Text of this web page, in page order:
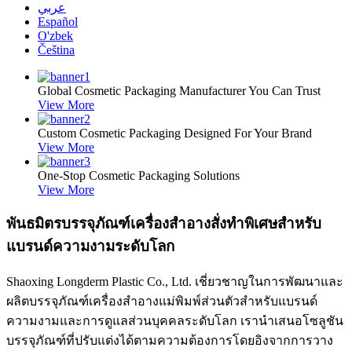
عربي
Español
O'zbek
Čeština
Global Cosmetic Packaging Manufacturer You Can Trust
View More
Custom Cosmetic Packaging Designed For Your Brand
View More
One-Stop Cosmetic Packaging Solutions
View More
พันธมิตรบรรจุภัณฑ์เครื่องสำอางสั่งทำพิเศษสำหรับ
แบรนด์ความงามระดับโลก
Shaoxing Longderm Plastic Co., Ltd. เชี่ยวชาญในการพัฒนาและ
ผลิตบรรจุภัณฑ์เครื่องสำอางแม่พิมพ์ส่วนตัวสำหรับแบรนด์
ความงามและการดูแลส่วนบุคคลระดับโลก เรานำเสนอโซลูชัน
บรรจุภัณฑ์ที่ปรับแต่งได้ตามความต้องการโดยอิงจากการวาง